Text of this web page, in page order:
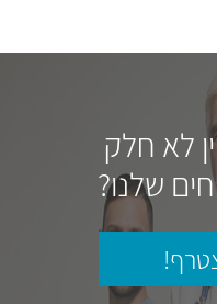
לא חלק
שלנו?